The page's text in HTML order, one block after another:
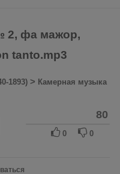
2, фа мажор,
tanto.mp3
1893) > Камерная музыка
80
0 0